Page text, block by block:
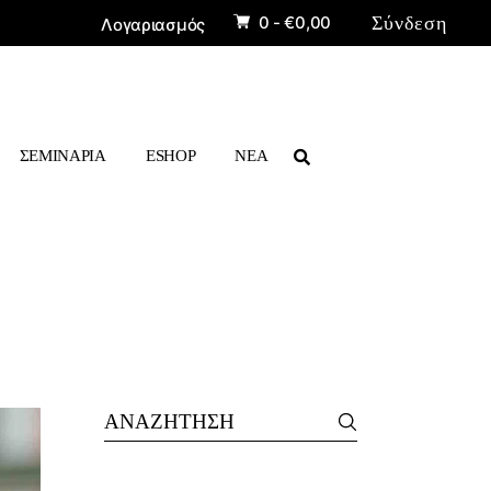
Λογαριασμός 0 -€0,00 Σύνδεση
ΣΕΜΙΝΑΡΙΑ ESHOP ΝΕΑ
Search
for: